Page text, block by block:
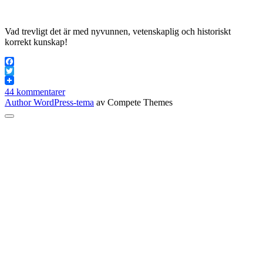
Vad trevligt det är med nyvunnen, vetenskaplig och historiskt
korrekt kunskap!
Facebook
Twitter
44 kommentarer
Author WordPress-tema av Compete Themes
Rulla